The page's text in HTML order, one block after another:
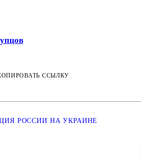
ССЫЛКУ
РОССИИ НА УКРАИНЕ